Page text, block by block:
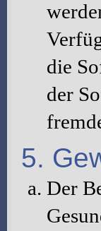
die
der
5.
Der